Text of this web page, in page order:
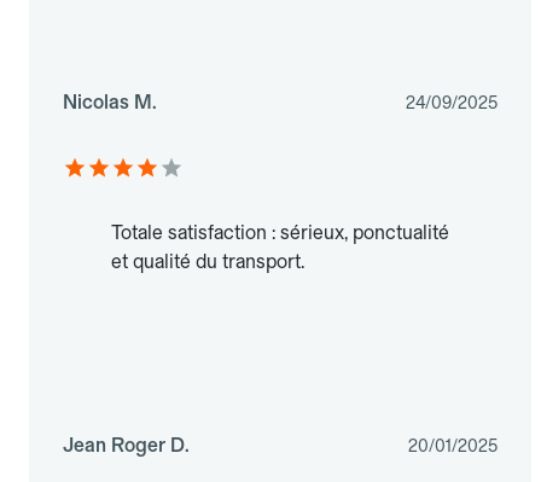
Nicolas M. 24/09/2025
Totale satisfaction : sérieux, ponctualité
et qualité du transport.
Jean Roger D. 20/01/2025